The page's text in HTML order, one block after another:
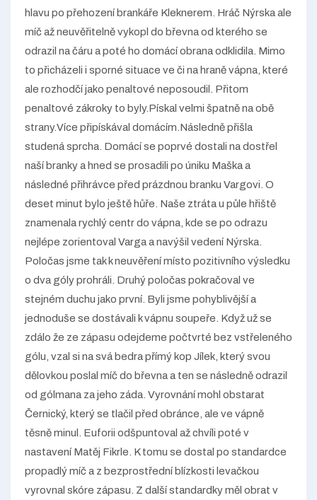
hlavu po přehození brankáře Kleknerem. Hráč Nýrska ale
míč až neuvěřitelně vykopl do břevna od kterého se
odrazil na čáru a poté ho domácí obrana odklidila. Mimo
to přicházeli i sporné situace ve či na hraně vápna, které
ale rozhodčí jako penaltové neposoudil. Přitom
penaltové zákroky to byly.Pískal velmi špatně na obě
strany.Více připískával domácím.Následně přišla
studená sprcha. Domácí se poprvé dostali na dostřel
naší branky a hned se prosadili po úniku Maška a
následné přihrávce před prázdnou branku Vargovi. O
deset minut bylo ještě hůře. Naše ztráta u půle hřiště
znamenala rychlý centr do vápna, kde se po odrazu
nejlépe zorientoval Varga a navýšil vedení Nýrska.
Poločas jsme tak k neuvěření místo pozitivního výsledku
o dva góly prohráli. Druhý poločas pokračoval ve
stejném duchu jako první. Byli jsme pohyblivější a
jednoduše se dostávali k vápnu soupeře. Když už se
zdálo že ze zápasu odejdeme počtvrté bez vstřeleného
gólu, vzal si na svá bedra přímý kop Jílek, který svou
dělovkou poslal míč do břevna a ten se následně odrazil
od gólmana za jeho záda. Vyrovnání mohl obstarat
Černický, který se tlačil před obránce, ale ve vápně
těsně minul. Euforii odšpuntoval až chvíli poté v
nastavení Matěj Fikrle. K tomu se dostal po standardce
propadlý míč a z bezprostřední blízkosti levačkou
vyrovnal skóre zápasu. Z další standardky měl obrat v